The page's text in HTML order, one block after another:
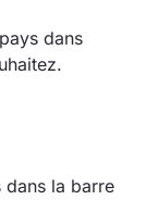
dans
dans la barre